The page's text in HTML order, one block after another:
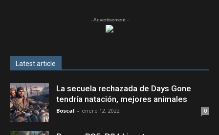
- Advertisement -
Latest article
La secuela rechazada de Days Gone
tendría natación, mejores animales
Boscal - enero 12, 2022 0